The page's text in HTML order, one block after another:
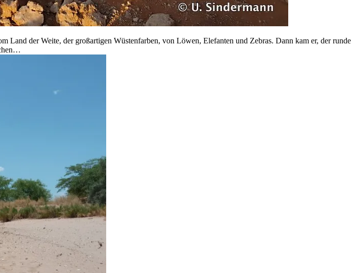
Land der Weite, der großartigen Wüstenfarben, von Löwen, Elefanten und Zebras. Dann kam er, der runde